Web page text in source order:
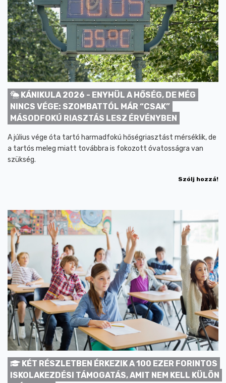
KÁNIKULA 2026 - ENYHÜL A HŐSÉG, DE MÉG
NINCS VÉGE: SZOMBATTÓL MÁR “CSAK”
MÁSODFOKÚ RIASZTÁS LESZ ÉRVÉNYBEN
A július vége óta tartó harmadfokú hőségriasztást mérséklik, de
a tartós meleg miatt továbbra is fokozott óvatosságra van
szükség.
Szólj hozzá!
KÉT RÉSZLETBEN ÉRKEZIK A 100 EZER FORINTOS
ISKOLAKEZDÉSI TÁMOGATÁS, AMIT NEM KELL KÜLÖN